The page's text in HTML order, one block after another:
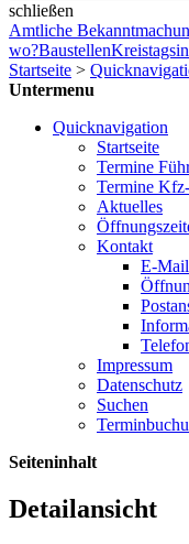
schließen
Amtliche
wo?Baustellen
Startseite >
Untermenu
Quicknavigation
Startseite
Termine
Termine
Aktuelles
Kontakt
E-Mail
Impressum
Datenschutz
Suchen
Seiteninhalt
Detailansicht